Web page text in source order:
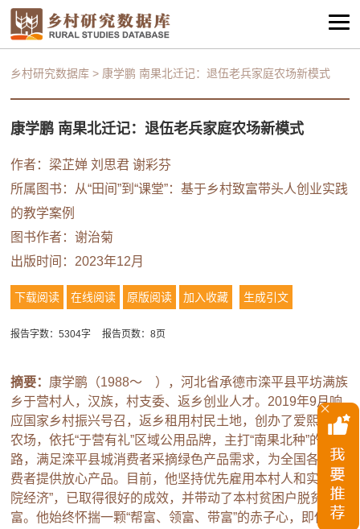
乡村研究数据库 > 康学鹏 南果北迁记：退伍老兵家庭农场新模式
康学鹏 南果北迁记：退伍老兵家庭农场新模式
作者：梁芷婵 刘思君 谢彩芬
所属图书： 从“田间”到“课堂”：基于乡村致富带头人创业实践
的教学案例
图书作者：谢治菊
出版时间：2023年12月
下载阅读 在线阅读 原版阅读 加入收藏 生成引文
报告字数：5304字 报告页数：8页
摘要： 康学鹏（1988～ ），河北省承德市滦平县平坊满族
乡于营村人，汉族，村支委、返乡创业人才。2019年9月响
应国家乡村振兴号召，返乡租用村民土地，创办了爱熙家庭
农场，依托“于营有礼”区域公用品牌，主打“南果北种”的新道
路，满足滦平县城消费者采摘绿色产品需求，为全国各地消
费者提供放心产品。目前，他坚持优先雇用本村人和实行“庭
院经济”，已取得很好的成效，并带动了本村贫困户脱贫致
富。他始终怀揣一颗“帮富、领富、带富”的赤子心，即使来